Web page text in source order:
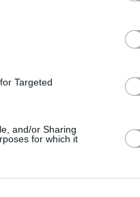
Targeted
and/or Sharing
for which it
τους έναν πιο
όλης της
από
από δημόσια και
ειδικά σχολεία,
και χρειάζεται